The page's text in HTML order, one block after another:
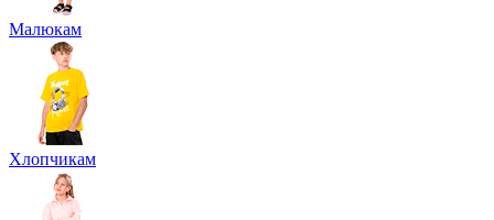
Малюкам
Хлопчикам